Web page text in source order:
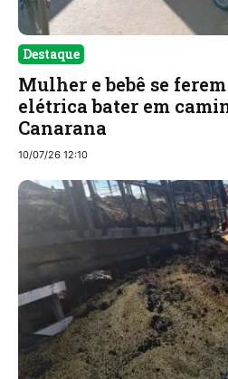
Destaque
Mulher e bebê se
elétrica bater em
Canarana
10/07/26 12:10